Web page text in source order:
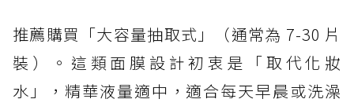
推薦購買「大容量抽取式」（通常為 7-30 片
裝）。這類面膜設計初衷是「取代化妝
水」，精華液量適中，適合每天早晨或洗澡